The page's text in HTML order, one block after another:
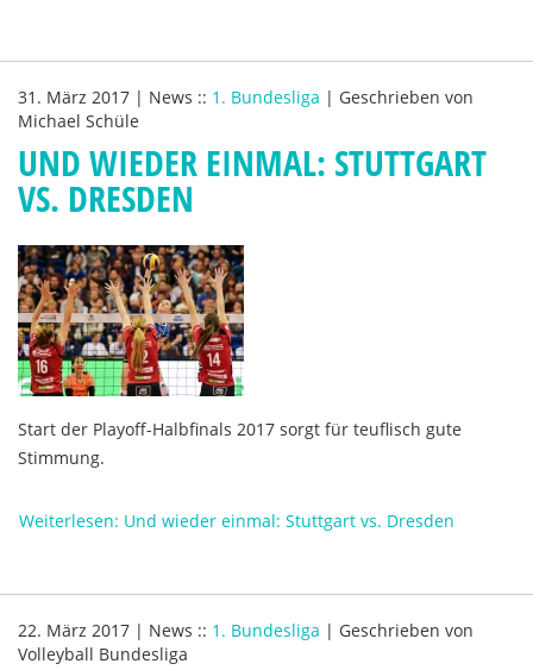
31. März 2017 | News :: 1. Bundesliga | Geschrieben von
Michael Schüle
UND WIEDER EINMAL: STUTTGART
VS. DRESDEN
Start der Playoff-Halbfinals 2017 sorgt für teuflisch gute
Stimmung.
Weiterlesen: Und wieder einmal: Stuttgart vs. Dresden
22. März 2017 | News :: 1. Bundesliga | Geschrieben von
Volleyball Bundesliga